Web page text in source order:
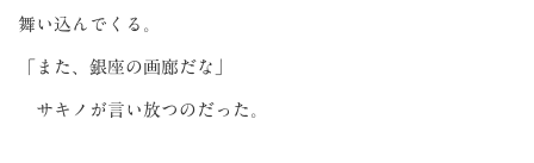
舞い込んでくる。
「また、銀座の画廊だな」
サキノが言い放つのだった。